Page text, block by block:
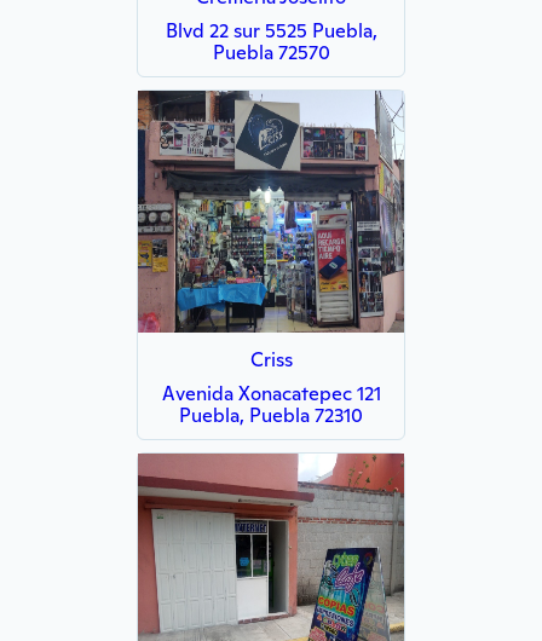
Blvd 22 sur 5525 Puebla,
Puebla 72570
Criss
Avenida Xonacatepec 121
Puebla, Puebla 72310